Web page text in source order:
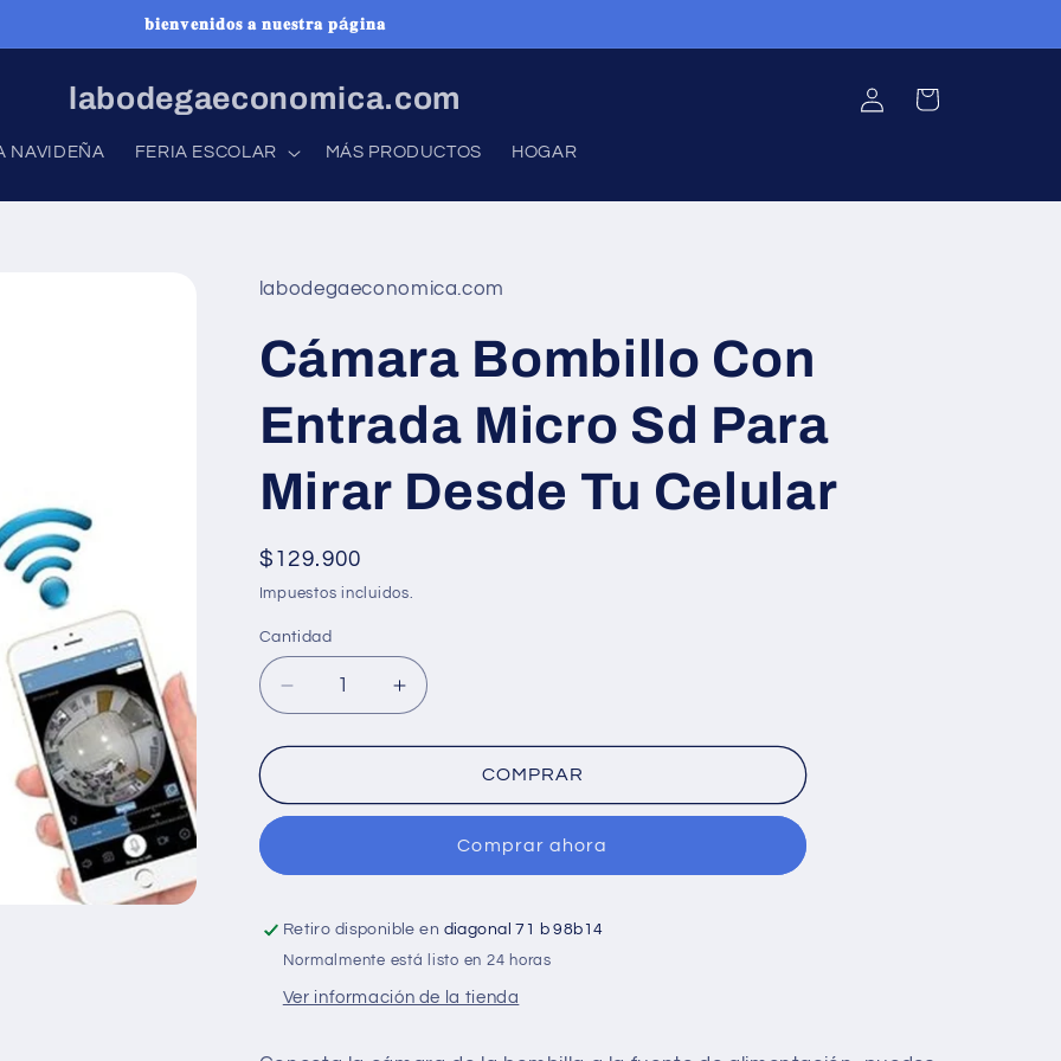
𝐛𝐢𝐞𝐧𝐯𝐞𝐧𝐢𝐝𝐨𝐬 𝐚 𝐧𝐮𝐞𝐬𝐭𝐫𝐚 𝐩á𝐠𝐢𝐧𝐚
labodegaeconomica.com
NAVIDEÑA FERIA ESCOLAR MÁS PRODUCTOS HOGAR
Iniciar
sesión
Carrito
labodegaeconomica.com
Cámara Bombillo Con
Entrada Micro Sd Para
Mirar Desde Tu Celular
Precio
habitual
$129.900
Impuestos incluidos.
Cantidad
Cantidad
Reducir
cantidad
para
Bombillo
Micro
Para
Mirar
Tu
Aumentar
cantidad
para
Bombillo
Entrada
Micro
Para
Mirar
Tu
COMPRAR
Comprar ahora
Retiro disponible en diagonal 71 b 98b14
Normalmente está listo en 24 horas
Ver información de la tienda